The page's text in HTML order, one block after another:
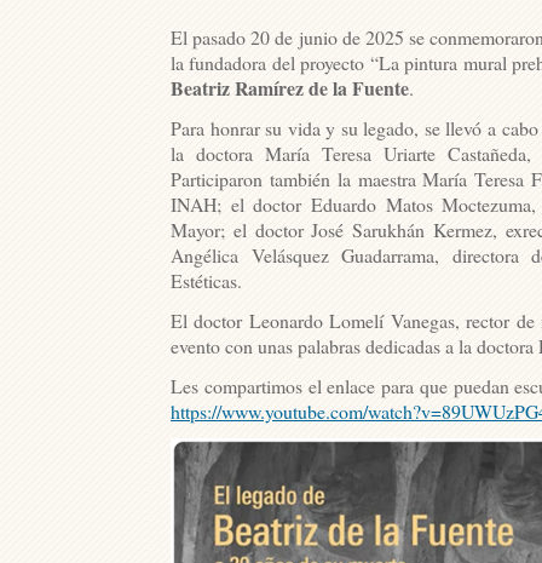
El pasado 20 de junio de 2025 se
la fundadora del proyecto “La pintura mural
Beatriz Ramírez de la Fuente.
Para honrar su vida y su legado, se llevó a
la doctora María Teresa Uriarte
Participaron también la maestra María Teresa
INAH; el doctor Eduardo Matos
Mayor; el doctor José Sarukhán Kermez,
Angélica Velásquez Guadarrama, directora
Estéticas.
El doctor Leonardo Lomelí Vanegas, rector de
evento con unas palabras dedicadas a la
Les compartimos el enlace para que puedan
https://www.youtube.com/